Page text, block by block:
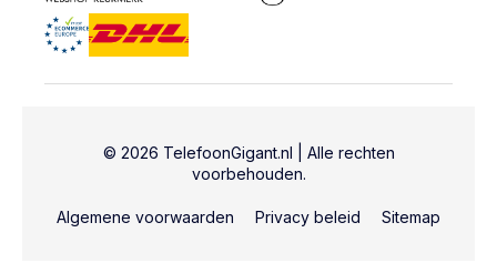
© 2026 TelefoonGigant.nl | Alle rechten
voorbehouden.
Algemene voorwaarden Privacy beleid Sitemap